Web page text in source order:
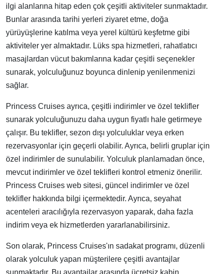
ilgi alanlarına hitap eden çok çeşitli aktiviteler sunmaktadır.
Bunlar arasında tarihi yerleri ziyaret etme, doğa
yürüyüşlerine katılma veya yerel kültürü keşfetme gibi
aktiviteler yer almaktadır. Lüks spa hizmetleri, rahatlatıcı
masajlardan vücut bakımlarına kadar çeşitli seçenekler
sunarak, yolculuğunuz boyunca dinlenip yenilenmenizi
sağlar.
Princess Cruises ayrıca, çeşitli indirimler ve özel teklifler
sunarak yolculuğunuzu daha uygun fiyatlı hale getirmeye
çalışır. Bu teklifler, sezon dışı yolculuklar veya erken
rezervasyonlar için geçerli olabilir. Ayrıca, belirli gruplar için
özel indirimler de sunulabilir. Yolculuk planlamadan önce,
mevcut indirimler ve özel teklifleri kontrol etmeniz önerilir.
Princess Cruises web sitesi, güncel indirimler ve özel
teklifler hakkında bilgi içermektedir. Ayrıca, seyahat
acenteleri aracılığıyla rezervasyon yaparak, daha fazla
indirim veya ek hizmetlerden yararlanabilirsiniz.
Son olarak, Princess Cruises'ın sadakat programı, düzenli
olarak yolculuk yapan müşterilere çeşitli avantajlar
sunmaktadır. Bu avantajlar arasında ücretsiz kabin